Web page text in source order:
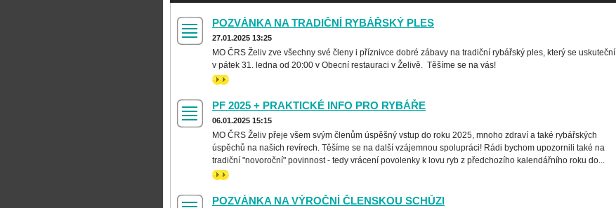
POZVÁNKA NA TRADIČNÍ RYBÁŘSKÝ PLES
27.01.2025 13:25
MO ČRS Želiv zve všechny své členy i příznivce dobré zábavy na tradiční rybářský ples, který se uskuteční
v pátek 31. ledna od 20:00 v Obecní restauraci v Želivě. Těšíme se na vás!
>>
PF 2025 + PRAKTICKÉ INFO PRO RYBÁŘE
06.01.2025 15:15
MO ČRS Želiv přeje všem svým členům úspěšný vstup do roku 2025, mnoho zdraví a také rybářských
úspěchů na našich revírech. Těšíme se na další vzájemnou spolupráci! Rádi bychom upozornili také na
tradiční "novoroční" povinnost - tedy vrácení povolenky k lovu ryb z předchozího kalendářního roku do...
>>
POZVÁNKA NA VÝROČNÍ ČLENSKOU SCHŮZI